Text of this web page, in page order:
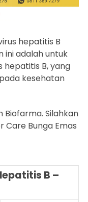
hepatitis B
ini adalah untuk
hepatitis B, yang
kesehatan
Biofarma. Silahkan
Care Bunga Emas
B –